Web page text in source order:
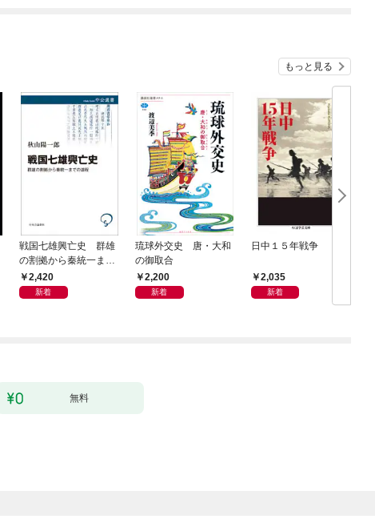
もっと見る
戦国七雄興亡史 群雄
の割拠から秦統一まで
の道程
2,420
新着
琉球外交史 唐・大和
の御取合
2,200
新着
日中１５年戦争
2,035
新着
無料